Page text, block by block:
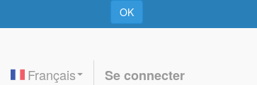
OK
Français Se connecter